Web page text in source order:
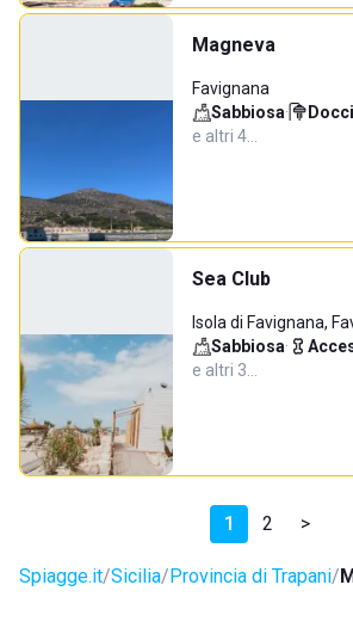
Magneva
Favignana
Sabbiosa·
e altri 4…
Sea Club
Isola di Favignana,
Sabbiosa·
e altri 3…
1 2 >
Spiagge.it Sicilia Provincia di Trapani